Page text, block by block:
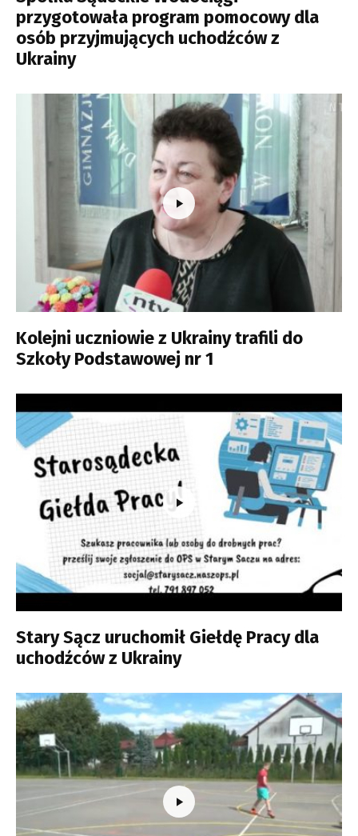
przygotowała program pomocowy dla
osób przyjmujących uchodźców z
Ukrainy
Kolejni uczniowie z Ukrainy trafili do
Szkoły Podstawowej nr 1
Stary Sącz uruchomił Giełdę Pracy dla
uchodźców z Ukrainy